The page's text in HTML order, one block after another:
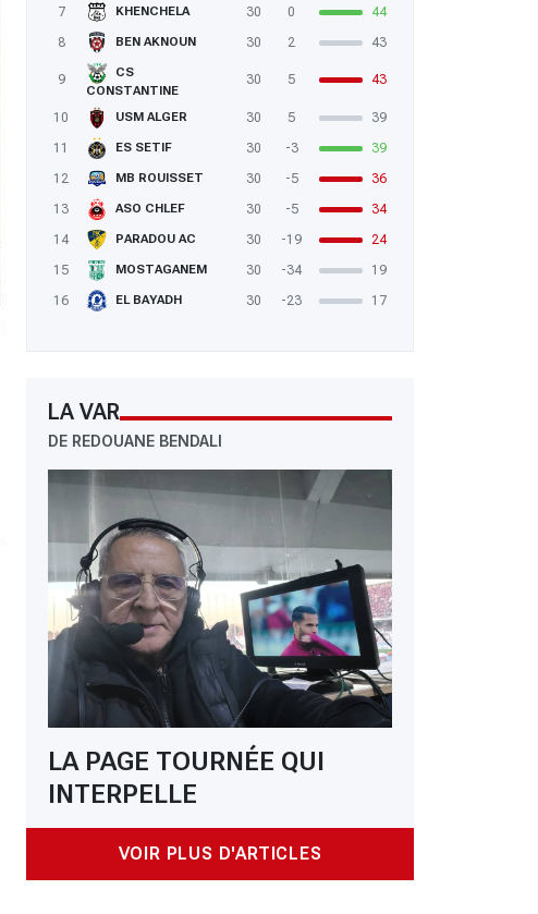
7 KHENCHELA 30 0
44
8
BEN AKNOUN 30 2 43
9
CS
CONSTANTINE
30 5 43
10 USM ALGER 30 5
39
11
ES SETIF 30 -3
39
12
MB ROUISSET 30 -5
36
13
ASO CHLEF 30 -5
34
14
PARADOU AC 30 -19
24
15
MOSTAGANEM 30 -34
19
16
EL BAYADH 30 -23 17
LA VAR
DE REDOUANE BENDALI
LA PAGE TOURNÉE QUI
INTERPELLE
VOIR PLUS D'ARTICLES